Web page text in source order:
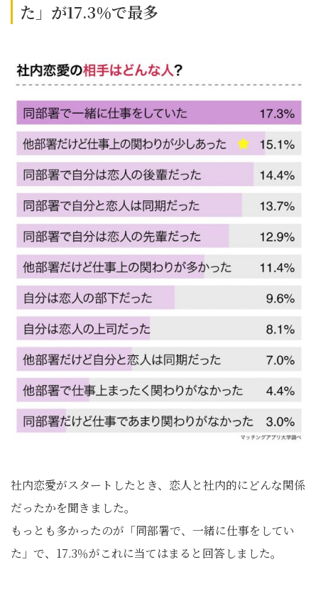
た」が17.3％で最多
社内恋愛がスタートしたとき、恋人と社内的にどんな関係
だったかを聞きました。
もっとも多かったのが「同部署で、一緒に仕事をしてい
た」で、17.3％がこれに当てはまると回答しました。